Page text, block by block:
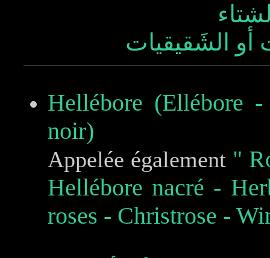
أو الشَقيقيات
Hellébore (Ellébore
noir)
Appelée également "
Hellébore nacré -
roses - Christrose -